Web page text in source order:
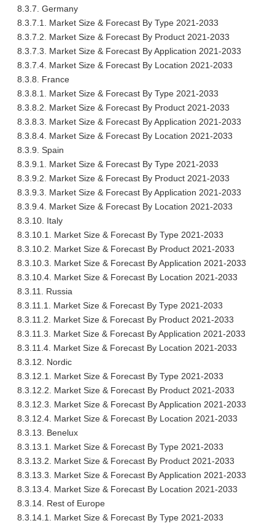
8.3.7. Germany
8.3.7.1. Market Size & Forecast By Type 2021-2033
8.3.7.2. Market Size & Forecast By Product 2021-2033
8.3.7.3. Market Size & Forecast By Application 2021-2033
8.3.7.4. Market Size & Forecast By Location 2021-2033
8.3.8. France
8.3.8.1. Market Size & Forecast By Type 2021-2033
8.3.8.2. Market Size & Forecast By Product 2021-2033
8.3.8.3. Market Size & Forecast By Application 2021-2033
8.3.8.4. Market Size & Forecast By Location 2021-2033
8.3.9. Spain
8.3.9.1. Market Size & Forecast By Type 2021-2033
8.3.9.2. Market Size & Forecast By Product 2021-2033
8.3.9.3. Market Size & Forecast By Application 2021-2033
8.3.9.4. Market Size & Forecast By Location 2021-2033
8.3.10. Italy
8.3.10.1. Market Size & Forecast By Type 2021-2033
8.3.10.2. Market Size & Forecast By Product 2021-2033
8.3.10.3. Market Size & Forecast By Application 2021-2033
8.3.10.4. Market Size & Forecast By Location 2021-2033
8.3.11. Russia
8.3.11.1. Market Size & Forecast By Type 2021-2033
8.3.11.2. Market Size & Forecast By Product 2021-2033
8.3.11.3. Market Size & Forecast By Application 2021-2033
8.3.11.4. Market Size & Forecast By Location 2021-2033
8.3.12. Nordic
8.3.12.1. Market Size & Forecast By Type 2021-2033
8.3.12.2. Market Size & Forecast By Product 2021-2033
8.3.12.3. Market Size & Forecast By Application 2021-2033
8.3.12.4. Market Size & Forecast By Location 2021-2033
8.3.13. Benelux
8.3.13.1. Market Size & Forecast By Type 2021-2033
8.3.13.2. Market Size & Forecast By Product 2021-2033
8.3.13.3. Market Size & Forecast By Application 2021-2033
8.3.13.4. Market Size & Forecast By Location 2021-2033
8.3.14. Rest of Europe
8.3.14.1. Market Size & Forecast By Type 2021-2033